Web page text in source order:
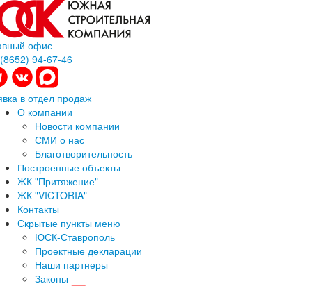
офис
94-67-46
в отдел продаж
О компании
Новости компании
СМИ о нас
Благотворительность
Построенные объекты
ЖК "Притяжение"
ЖК "VICTORIA"
Контакты
Скрытые пункты меню
ЮСК-Ставрополь
Проектные декларации
Наши партнеры
Законы